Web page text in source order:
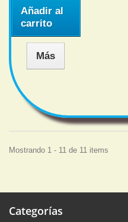
Añadir al
carrito
Más
Mostrando 1 - 11 de 11 items
Categorías